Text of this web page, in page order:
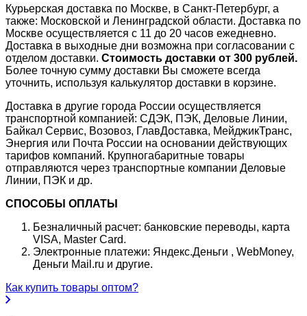
Курьерская доставка по Москве, в Санкт-Петербург, а
также: Московской и Ленинградской области. Доставка по
Москве осуществляется с 11 до 20 часов ежедневно.
Доставка в выходные дни возможна при согласовании с
отделом доставки. Стоимость доставки от 300 рублей.
Более точную сумму доставки Вы сможете всегда
уточнить, используя калькулятор доставки в корзине.
Доставка в другие города России осуществляется
транспортной компанией: СДЭК, ПЭК, Деловые Линии,
Байкал Сервис, Возовоз, ГлавДоставка, МейджикТранс,
Энергия или Почта России на основании действующих
тарифов компаний. Крупногабаритные товары
отправляются через транспортные компании Деловые
Линии, ПЭК и др.
СПОСОБЫ ОПЛАТЫ
Безналичный расчет: банковские переводы, карта
VISA, Master Card.
Электронные платежи: Яндекс.Деньги , WebMoney,
Деньги Mail.ru и другие.
Как купить товары оптом?